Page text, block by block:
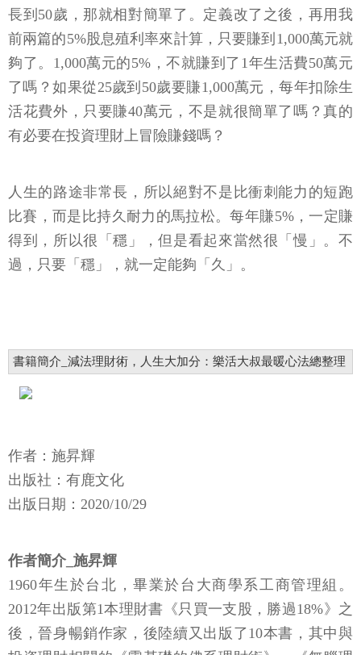
長到50歲，那就相對簡單了。定義改了之後，再用我
前兩篇的5%股息殖利率來計算，只要賺到1,000萬元就
夠了。1,000萬元的5%，不就賺到了1年生活費50萬元
了嗎？如果從25歲到50歲要賺1,000萬元，每年扣除生
活花費外，只要賺40萬元，不是就很簡單了嗎？真的
有必要在投資理財上冒險賺錢嗎？
人生的路途非常長，所以絕對不是比衝刺能力的短跑
比賽，而是比持久耐力的馬拉松。每年賺5%，一定賺
得到，所以很「穩」，但是看起來當然很「慢」。不
過，只要「穩」，就一定能夠「久」。
書籍簡介_減法理財術，人生大加分：樂活大叔最暖心法總整理
作者：施昇輝
出版社：有鹿文化
出版日期：2020/10/29
作者簡介_施昇輝
1960年生於台北，畢業於台大商學系工商管理組。
2012年出版第1本理財書《只買一支股，勝過18%》之
後，晉身暢銷作家，後陸續又出版了10本書，其中與